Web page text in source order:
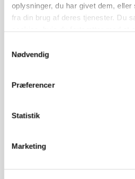
oplysninger, du har givet dem,
fra din brug af deres tjenester. Du
Nødvendig
Præferencer
Statistik
Marketing
presser markedet